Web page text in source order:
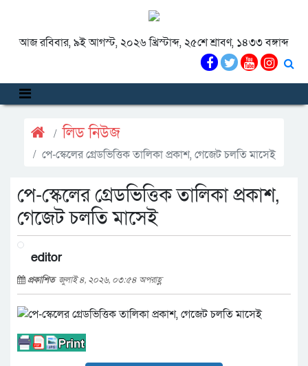
আজ রবিবার, ৯ই আগস্ট, ২০২৬ খ্রিস্টাব্দ, ২৫শে শ্রাবণ, ১৪৩৩ বঙ্গাব্দ
লিড নিউজ
পে-স্কেলের গ্রেডভিত্তিক তালিকা প্রকাশ, গেজেট চলতি মাসেই
পে-স্কেলের গ্রেডভিত্তিক তালিকা প্রকাশ,
গেজেট চলতি মাসেই
editor
প্রকাশিত জুলাই ৪, ২০২৬, ০৩:৫৪ অপরাহ্ণ